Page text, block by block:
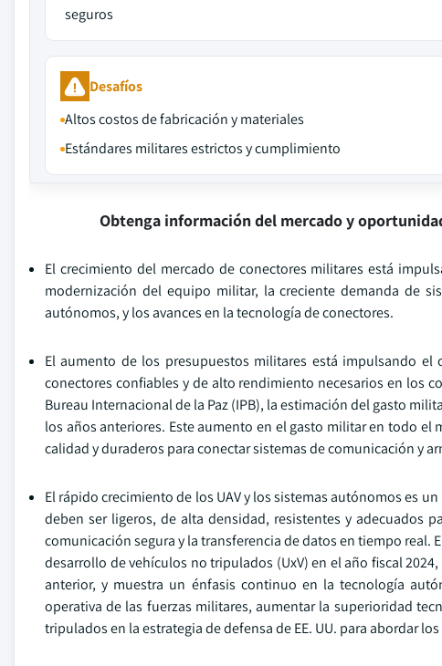
seguros
Desafíos
Altos costos de fabricación y materiales
Estándares militares estrictos y cumplimiento
Obtenga información del mercado y
El crecimiento del mercado de conectores militares está
modernización del equipo militar, la creciente demanda de
autónomos, y los avances en la tecnología de conectores.
El aumento de los presupuestos militares está impulsando
conectores confiables y de alto rendimiento necesarios en los
Bureau Internacional de la Paz (IPB), la estimación del gasto
los años anteriores. Este aumento en el gasto militar en todo
calidad y duraderos para conectar sistemas de comunicación y
El rápido crecimiento de los UAV y los sistemas autónomos es
deben ser ligeros, de alta densidad, resistentes y adecuados
comunicación segura y la transferencia de datos en tiempo real.
desarrollo de vehículos no tripulados (UxV) en el año fiscal
anterior, y muestra un énfasis continuo en la tecnología
operativa de las fuerzas militares, aumentar la superioridad
tripulados en la estrategia de defensa de EE. UU. para abordar